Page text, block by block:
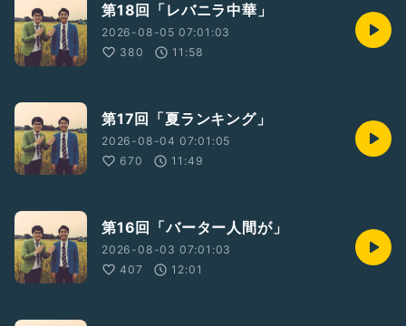
第18回「レバニラ中華」
2026-08-05 07:01:03
380
11:58
第17回「夏ランキング」
2026-08-04 07:01:05
670
11:49
第16回「バーター人間が」
2026-08-03 07:01:03
407
12:01